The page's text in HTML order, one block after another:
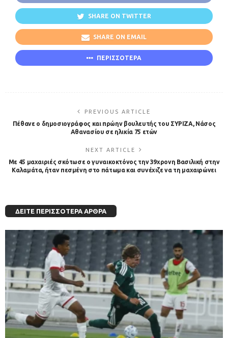
SHARE ON TWITTER
SHARE ON EMAIL
ΠΕΡΙΣΣΟΤΕΡΑ
PREVIOUS ARTICLE
Πέθανε ο δημοσιογράφος και πρώην βουλευτής του ΣΥΡΙΖΑ, Νάσος
Αθανασίου σε ηλικία 75 ετών
NEXT ARTICLE
Με 45 μαχαιριές σκότωσε ο γυναικοκτόνος την 39χρονη Βασιλική στην
Καλαμάτα, ήταν πεσμένη στο πάτωμα και συνέχιζε να τη μαχαιρώνει
ΔΕΊΤΕ ΠΕΡΙΣΣΌΤΕΡΑ ΆΡΘΡΑ